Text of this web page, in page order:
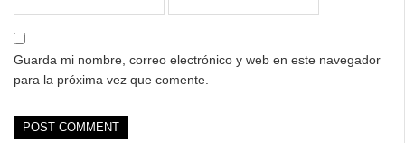
Guarda mi nombre, correo electrónico y web en este navegador
para la próxima vez que comente.